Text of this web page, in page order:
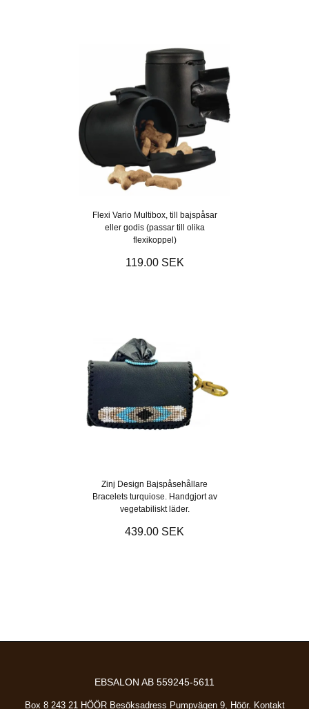
Flexi Vario Multibox, till bajspåsar
eller godis (passar till olika
flexikoppel)
119.00 SEK
Zinj Design Bajspåsehållare
Bracelets turquiose. Handgjort av
vegetabiliskt läder.
439.00 SEK
EBSALON AB 559245-5611
Box 8 243 21 HÖÖR Besöksadress Pumpvägen 9, Höör. Kontakt